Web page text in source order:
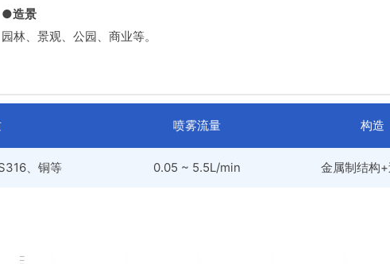
●造景
园林、景观、公园、商业等。
喷雾流量 构造
、铜等 0.05 ~ 5.5L/min 金属制结构